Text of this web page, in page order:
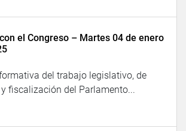
el Congreso – Martes 04 de enero
del trabajo legislativo, de
fiscalización del Parlamento...